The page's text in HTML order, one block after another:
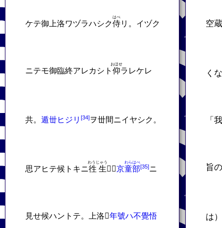
ケテ御上洛ワヅラハシク侍
はべ
リ。イヅク
ニテモ御臨終アレカシト 仰
おほせ
ラレケレ
共。 遁丗ヒジリ ヲ丗間ニイヤシク。
思アヒテ候トキニ徃生
わうじゃう
𬼀。京童部
わらはべ
ニ
見せ候ハントテ。上洛𬼀年號ハ不覺悟
空蔵
く
「
旨
は